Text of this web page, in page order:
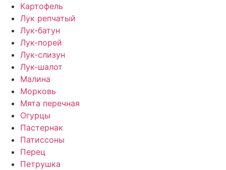
Картофель
Лук репчатый
Лук-батун
Лук-порей
Лук-слизун
Лук-шалот
Малина
Морковь
Мята перечная
Огурцы
Пастернак
Патиссоны
Перец
Петрушка